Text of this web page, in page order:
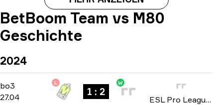
BetBoom Team vs M80
Geschichte
2024
bo3 -bo3
27.04
L
1 : 2
W
ESL Pro League: Season 19 2024